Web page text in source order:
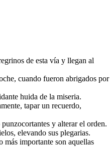
de esta vía y llegan al
cuando fueron abrigados por
huida de la miseria.
tapar un recuerdo,
y alterar el orden.
elevando sus plegarias.
más importante son aquellas